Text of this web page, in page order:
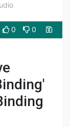
0 0